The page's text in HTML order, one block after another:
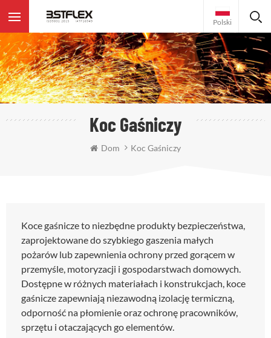
Polski
Koc Gaśniczy
Dom Koc Gaśniczy
Koce gaśnicze to niezbędne produkty bezpieczeństwa,
zaprojektowane do szybkiego gaszenia małych
pożarów lub zapewnienia ochrony przed gorącem w
przemyśle, motoryzacji i gospodarstwach domowych.
Dostępne w różnych materiałach i konstrukcjach, koce
gaśnicze zapewniają niezawodną izolację termiczną,
odporność na płomienie oraz ochronę pracowników,
sprzętu i otaczających go elementów.